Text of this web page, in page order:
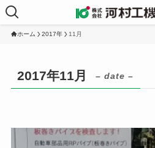
ホーム 2017年 11月
2017年11月 – date –